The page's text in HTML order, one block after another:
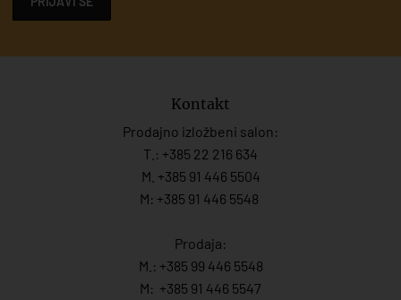
Kontakt
Prodajno izložbeni salon:
T.: +385 22 216 634
M. +385 91 446 5504
M: +385 91 446 5548
Prodaja:
M.: +385 99 446 5548
M: +385 91 446 5547